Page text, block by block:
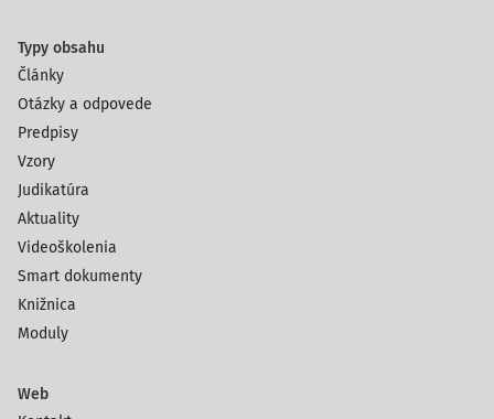
Typy obsahu
Články
Otázky a odpovede
Predpisy
Vzory
Judikatúra
Aktuality
Videoškolenia
Smart dokumenty
Knižnica
Moduly
Web